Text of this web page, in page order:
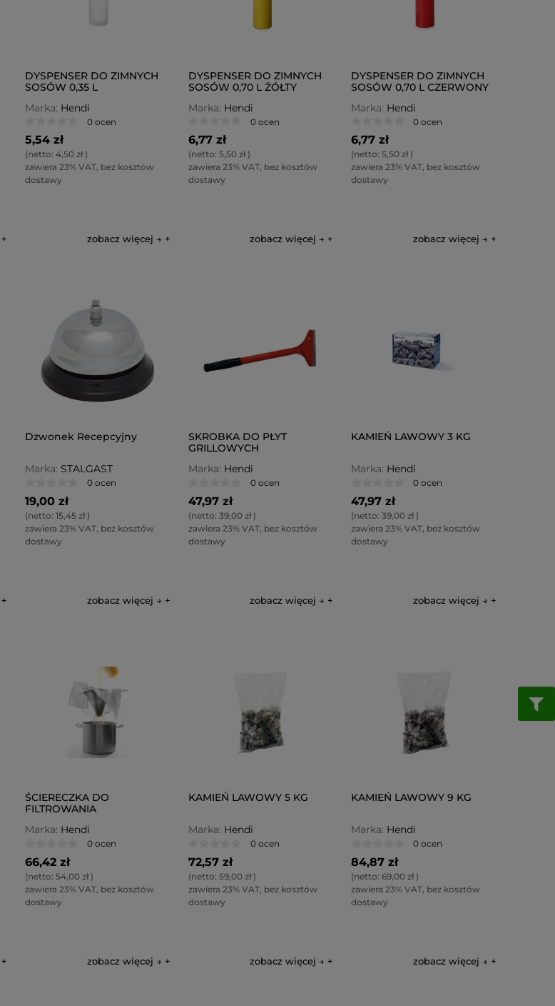
DYSPENSER DO ZIMNYCH
SOSÓW 0,35 L
Marka: Hendi
0 ocen
5,54 zł
(netto: 4,50 zł)
zawiera 23% VAT, bez kosztów
dostawy
zobacz więcej →
DYSPENSER DO ZIMNYCH
SOSÓW 0,70 L ŻÓŁTY
Marka: Hendi
0 ocen
6,77 zł
(netto: 5,50 zł)
zawiera 23% VAT, bez kosztów
dostawy
zobacz więcej →
DYSPENSER DO ZIMNYCH
SOSÓW 0,70 L CZERWONY
Marka: Hendi
0 ocen
6,77 zł
(netto:5,50 zł)
zawiera 23% VAT, bez kosztów
dostawy
zobacz więcej →
Dzwonek Recepcyjny
Marka: STALGAST
0 ocen
19,00 zł
(netto: 15,45 zł)
zawiera 23% VAT, bez kosztów
dostawy
zobacz więcej →
SKROBKA DO PŁYT
GRILLOWYCH
Marka: Hendi
0 ocen
47,97 zł
(netto: 39,00 zł)
zawiera 23% VAT, bez kosztów
dostawy
zobacz więcej →
KAMIEŃ LAWOWY 3 KG
Marka: Hendi
0 ocen
47,97 zł
(netto:39,00 zł)
zawiera 23% VAT, bez kosztów
dostawy
zobacz więcej →
ŚCIERECZKA DO
FILTROWANIA
Marka: Hendi
0 ocen
66,42 zł
(netto: 54,00 zł)
zawiera 23% VAT, bez kosztów
dostawy
zobacz więcej →
KAMIEŃ LAWOWY 5 KG
Marka: Hendi
0 ocen
72,57 zł
(netto: 59,00 zł)
zawiera 23% VAT, bez kosztów
dostawy
zobacz więcej →
KAMIEŃ LAWOWY 9 KG
Marka: Hendi
0 ocen
84,87 zł
(netto:69,00 zł)
zawiera 23% VAT, bez kosztów
dostawy
zobacz więcej →